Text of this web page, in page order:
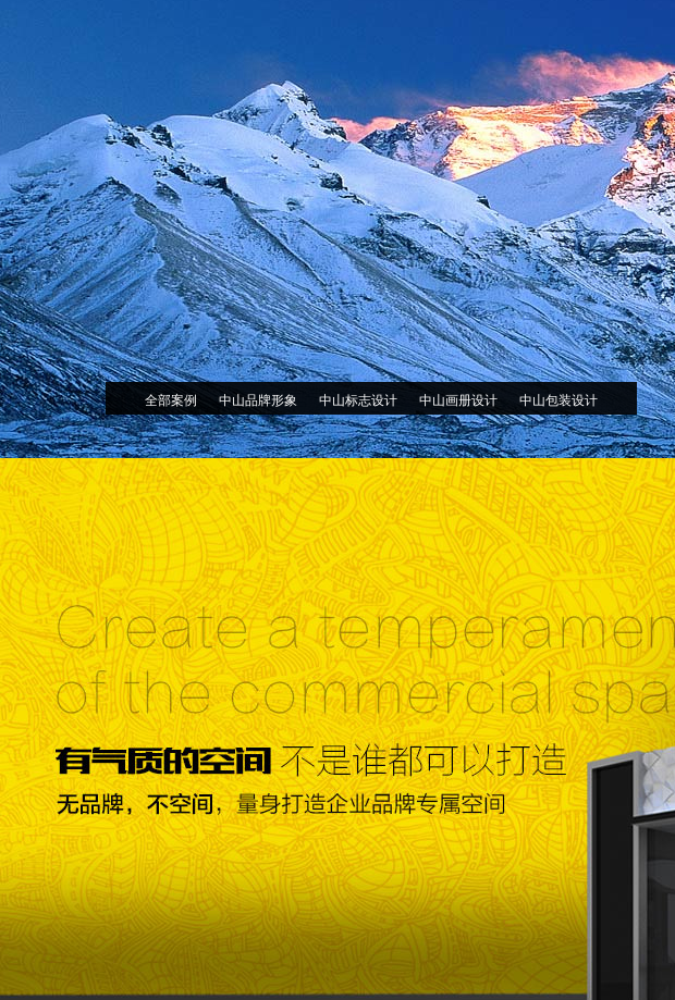
全部案例 中山品牌形象 中山标志设计 中山画册设计 中山包装设计